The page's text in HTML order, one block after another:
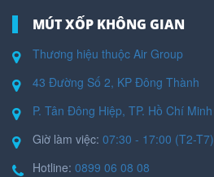
MÚT XỐP KHÔNG GIAN
Thương hiệu thuộc Air Group
43 Đường Số 2, KP Đông Thành
P. Tân Đông Hiệp, TP. Hồ Chí Minh
Giờ làm việc: 07:30 - 17:00 (T2-T7)
Hotline: 0899 06 08 08